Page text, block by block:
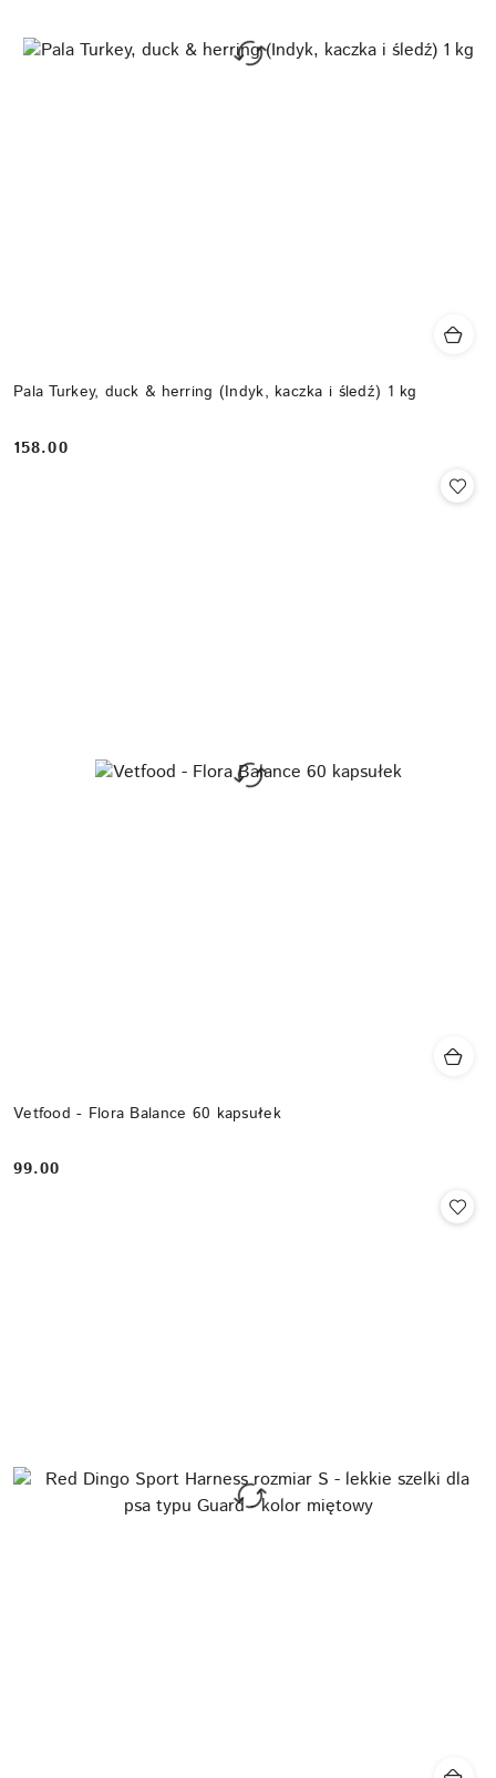
Pala Turkey, duck & herring (Indyk, kaczka i śledź) 1 kg
Cena:
158.00
Vetfood - Flora Balance 60 kapsułek
Cena:
99.00